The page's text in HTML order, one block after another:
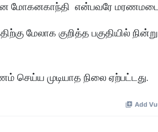
மோகனகாந்தி என்பவரே
மேலாக குறித்த பகுதியில்
முடியாத நிலை ஏற்பட்டது.